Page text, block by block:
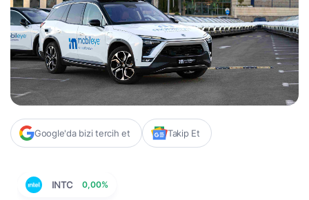
Google'da bizi tercih et Takip Et
INTC 0,00%